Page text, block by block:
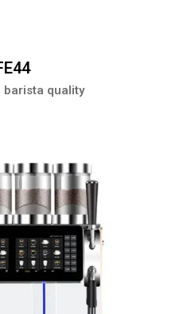
barista quality